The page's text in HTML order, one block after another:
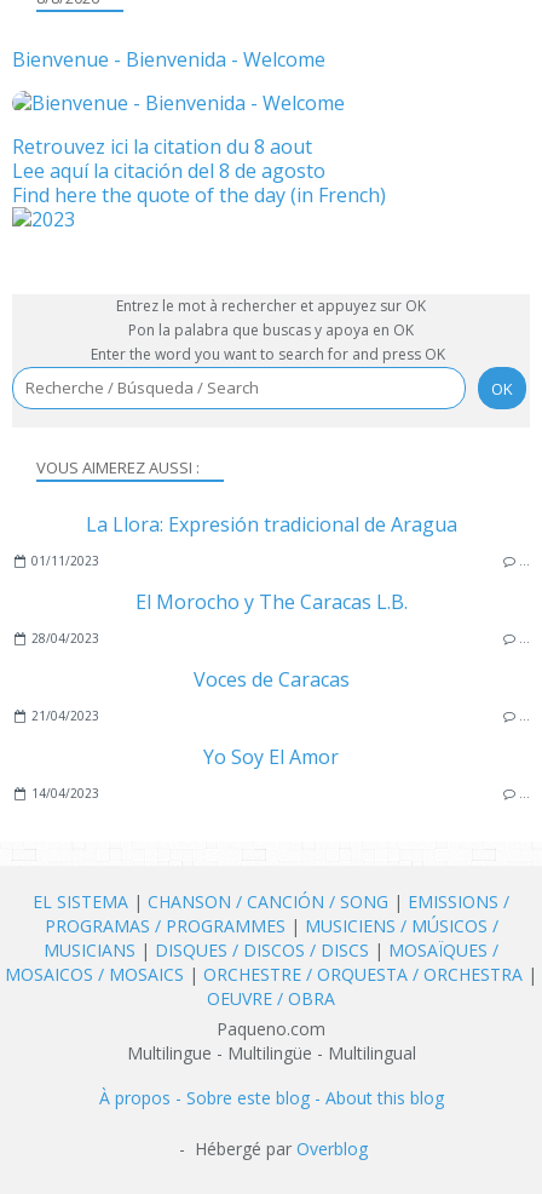
VOUS AIMEREZ AUSSI :
La Llora: Expresión tradicional de Aragua
01/11/2023 …
El Morocho y The Caracas L.B.
28/04/2023 …
Voces de Caracas
21/04/2023 …
Yo Soy El Amor
14/04/2023 …
Bienvenue - Bienvenida - Welcome
Retrouvez ici la citation du 8 aout
Lee aquí la citación del 8 de agosto
Find here the quote of the day (in French)
Entrez le mot à rechercher et appuyez sur OK
Pon la palabra que buscas y apoya en OK
Enter the word you want to search for and press OK
EL SISTEMA | CHANSON / CANCIÓN / SONG | EMISSIONS /
PROGRAMAS / PROGRAMMES | MUSICIENS / MÚSICOS /
MUSICIANS | DISQUES / DISCOS / DISCS | MOSAÏQUES /
MOSAICOS / MOSAICS | ORCHESTRE / ORQUESTA / ORCHESTRA |
OEUVRE / OBRA
Paqueno.com
Multilingue - Multilingüe - Multilingual
À propos - Sobre este blog - About this blog
- Hébergé par Overblog